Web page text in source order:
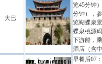
大巴
览45分钟
分钟），
览蝴蝶泉
蝶泉桃源
下游船，
酒店（含
早餐后07